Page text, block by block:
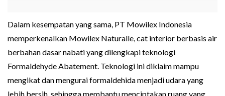
Dalam kesempatan yang sama, PT Mowilex Indonesia
memperkenalkan Mowilex Naturalle, cat interior berbasis air
berbahan dasar nabati yang dilengkapi teknologi
Formaldehyde Abatement. Teknologi ini diklaim mampu
mengikat dan mengurai formaldehida menjadi udara yang
lebih bersih, sehingga membantu menciptakan ruang yang